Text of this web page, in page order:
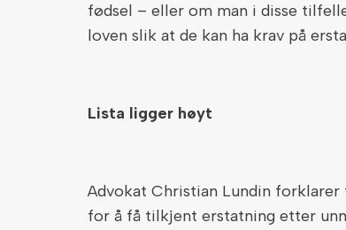
fødsel – eller om man i disse
loven slik at de kan ha krav på
Lista ligger høyt
Advokat Christian Lundin
for å få tilkjent erstatning etter